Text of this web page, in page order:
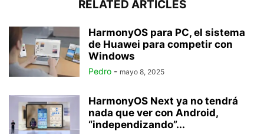
RELATED ARTICLES
HarmonyOS para PC, el sistema
de Huawei para competir con
Windows
Pedro - mayo 8, 2025
HarmonyOS Next ya no tendrá
nada que ver con Android,
“independizando”...